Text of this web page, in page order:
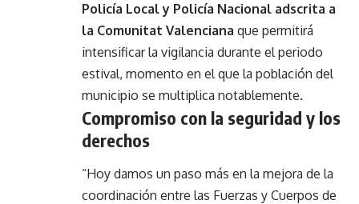
Policía Local y Policía Nacional adscrita a
la Comunitat Valenciana que permitirá
intensificar la vigilancia durante el periodo
estival, momento en el que la población del
municipio se multiplica notablemente.
Compromiso con la seguridad y los
derechos
“Hoy damos un paso más en la mejora de la
coordinación entre las Fuerzas y Cuerpos de